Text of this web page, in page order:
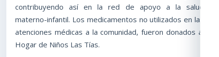
contribuyendo así en la red de apoyo a la salud
materno-infantil. Los medicamentos no utilizados en las
atenciones médicas a la comunidad, fueron donados al
Hogar de Niños Las Tías.